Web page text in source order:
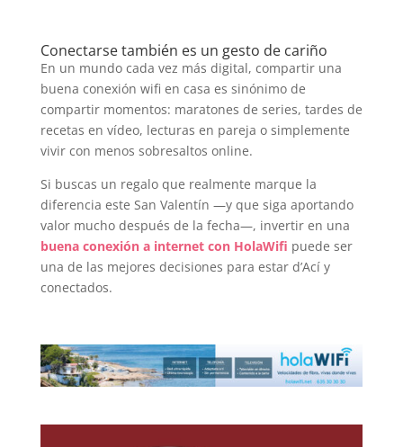
Conectarse también es un gesto de cariño
En un mundo cada vez más digital, compartir una
buena conexión wifi en casa es sinónimo de
compartir momentos: maratones de series, tardes de
recetas en vídeo, lecturas en pareja o simplemente
vivir con menos sobresaltos online.
Si buscas un regalo que realmente marque la
diferencia este San Valentín —y que siga aportando
valor mucho después de la fecha—, invertir en una
buena conexión a internet con HolaWifi puede ser
una de las mejores decisiones para estar d’Ací y
conectados.